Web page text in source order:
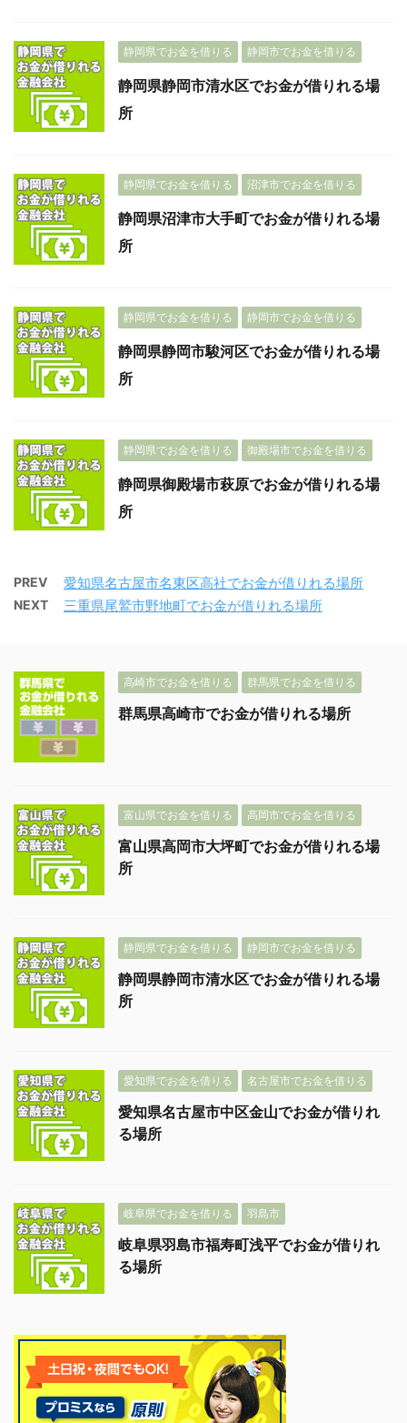
静岡県でお金を借りる 静岡市でお金を借りる
静岡県静岡市清水区でお金が借りれる場
所
静岡県でお金を借りる 沼津市でお金を借りる
静岡県沼津市大手町でお金が借りれる場
所
静岡県でお金を借りる 静岡市でお金を借りる
静岡県静岡市駿河区でお金が借りれる場
所
静岡県でお金を借りる 御殿場市でお金を借りる
静岡県御殿場市萩原でお金が借りれる場
所
PREV 愛知県名古屋市名東区高社でお金が借りれる場所
NEXT 三重県尾鷲市野地町でお金が借りれる場所
高崎市でお金を借りる 群馬県でお金を借りる
群馬県高崎市でお金が借りれる場所
富山県でお金を借りる 高岡市でお金を借りる
富山県高岡市大坪町でお金が借りれる場
所
静岡県でお金を借りる 静岡市でお金を借りる
静岡県静岡市清水区でお金が借りれる場
所
愛知県でお金を借りる 名古屋市でお金を借りる
愛知県名古屋市中区金山でお金が借りれ
る場所
岐阜県でお金を借りる 羽島市
岐阜県羽島市福寿町浅平でお金が借りれ
る場所